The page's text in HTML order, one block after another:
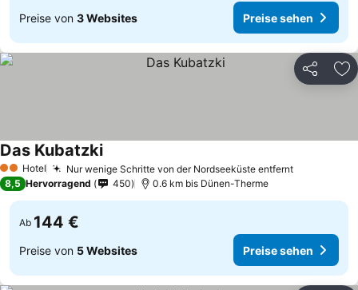
Preise von 3 Websites Preise sehen
Teilen
2 Sterne
Hotel Nur wenige Schritte von der Nordseeküste entferntPreise
Das KubatzkiPreise sehen
8,5 Hervorragend 450 0.6 km bis Dünen-Therme
Ab 144 €
Preise von 5 Websites Preise sehen